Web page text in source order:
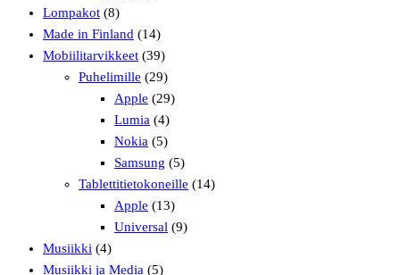
Lompakot (8)
Made in Finland (14)
Mobiilitarvikkeet (39)
Puhelimille (29)
Apple (29)
Lumia (4)
Nokia (5)
Samsung (5)
Tablettitietokoneille (14)
Apple (13)
Universal (9)
Musiikki (4)
Musiikki ja Media (5)